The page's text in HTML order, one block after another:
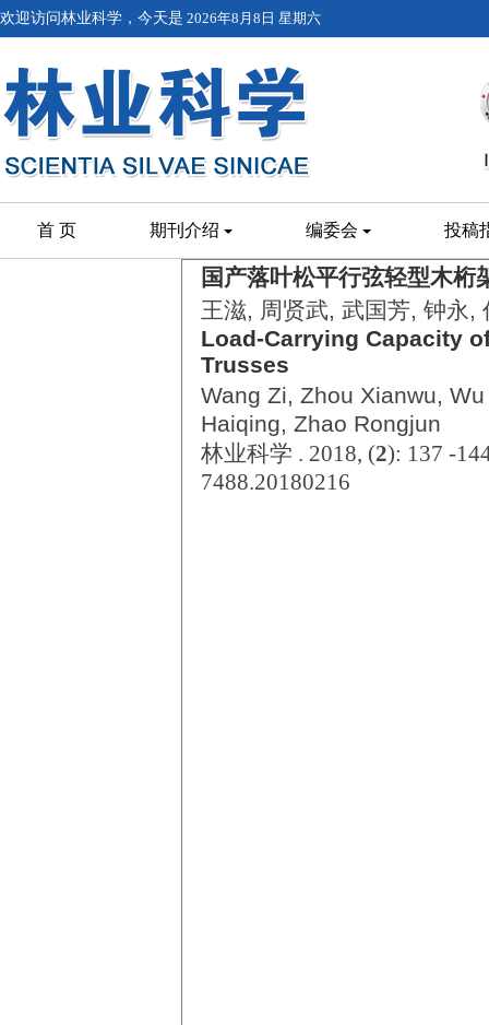
欢迎访问林业科学，今天是 2026年8月8日 星期六
首 页 期刊介绍 编委会 投稿
国产落叶松平行弦轻型木桁
王滋, 周贤武, 武国芳, 钟永,
Load-Carrying Capacity
Trusses
Wang Zi, Zhou Xianwu,
Haiqing, Zhao Rongjun
林业科学 . 2018, (2): 137 -
7488.20180216